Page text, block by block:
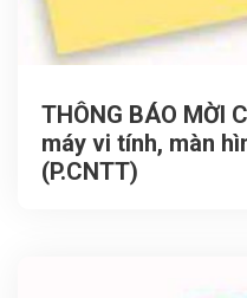
THÔNG BÁO MỜI
máy vi tính, màn
(P.CNTT)